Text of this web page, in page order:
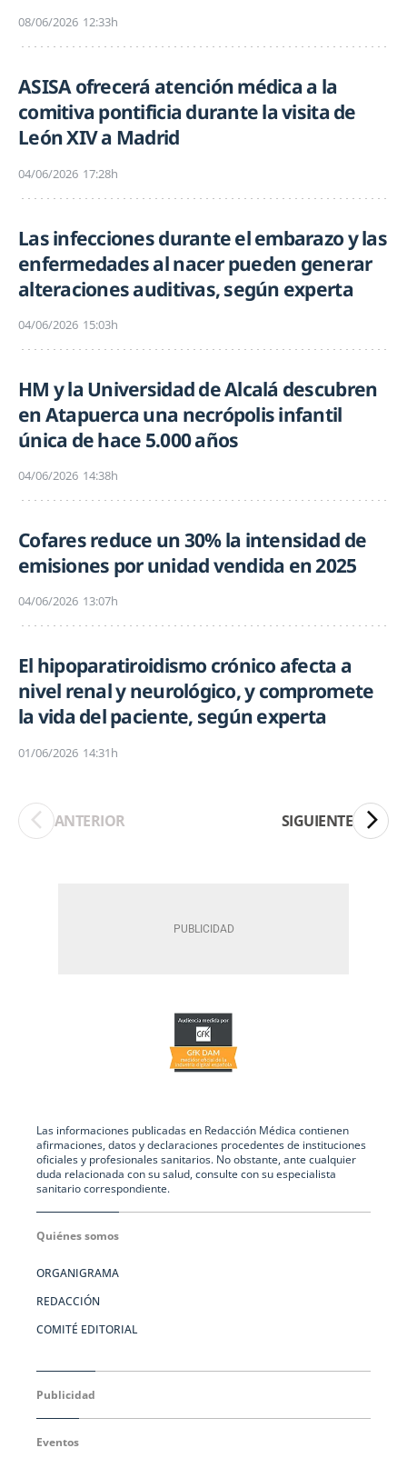
08/06/2026 12:33h
ASISA ofrecerá atención médica a la
comitiva pontificia durante la visita de
León XIV a Madrid
04/06/2026 17:28h
Las infecciones durante el embarazo y las
enfermedades al nacer pueden generar
alteraciones auditivas, según experta
04/06/2026 15:03h
HM y la Universidad de Alcalá descubren
en Atapuerca una necrópolis infantil
única de hace 5.000 años
04/06/2026 14:38h
Cofares reduce un 30% la intensidad de
emisiones por unidad vendida en 2025
04/06/2026 13:07h
El hipoparatiroidismo crónico afecta a
nivel renal y neurológico, y compromete
la vida del paciente, según experta
01/06/2026 14:31h
ANTERIOR SIGUIENTE
Las informaciones publicadas en Redacción Médica contienen
afirmaciones, datos y declaraciones procedentes de instituciones
oficiales y profesionales sanitarios. No obstante, ante cualquier
duda relacionada con su salud, consulte con su especialista
sanitario correspondiente.
Quiénes somos
ORGANIGRAMA
REDACCIÓN
COMITÉ EDITORIAL
Publicidad
Eventos